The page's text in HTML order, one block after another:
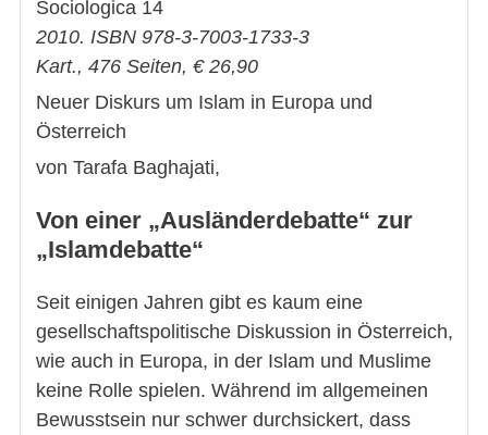
Sociologica 14
2010. ISBN 978-3-7003-1733-3
Kart., 476 Seiten, € 26,90
Neuer Diskurs um Islam in Europa und
Österreich
von Tarafa Baghajati,
Von einer „Ausländerdebatte“ zur
„Islamdebatte“
Seit einigen Jahren gibt es kaum eine
gesellschaftspolitische Diskussion in Österreich,
wie auch in Europa, in der Islam und Muslime
keine Rolle spielen. Während im allgemeinen
Bewusstsein nur schwer durchsickert, dass